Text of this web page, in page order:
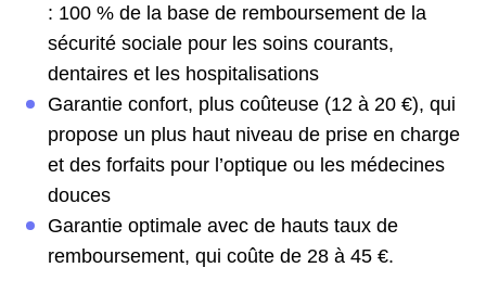
: 100 % de la base de remboursement de la
sécurité sociale pour les soins courants,
dentaires et les hospitalisations
Garantie confort, plus coûteuse (12 à 20 €), qui
propose un plus haut niveau de prise en charge
et des forfaits pour l’optique ou les médecines
douces
Garantie optimale avec de hauts taux de
remboursement, qui coûte de 28 à 45 €.